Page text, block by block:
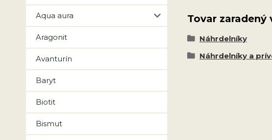
Aqua aura
Aragonit
Avanturín
Baryt
Biotit
Bismut
Tovar
Náhrdelníky
Náhrdelníky a